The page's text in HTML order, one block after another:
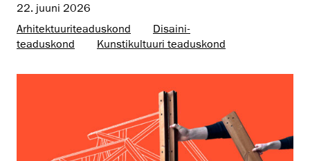
22. juuni 2026
Arhitektuuri­teaduskond
Disaini­­
teaduskond
Kunsti­kultuuri teaduskond